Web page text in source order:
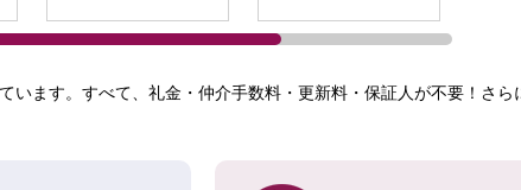
います。すべて、礼金・仲介手数料・更新料・保証人が不要！さ